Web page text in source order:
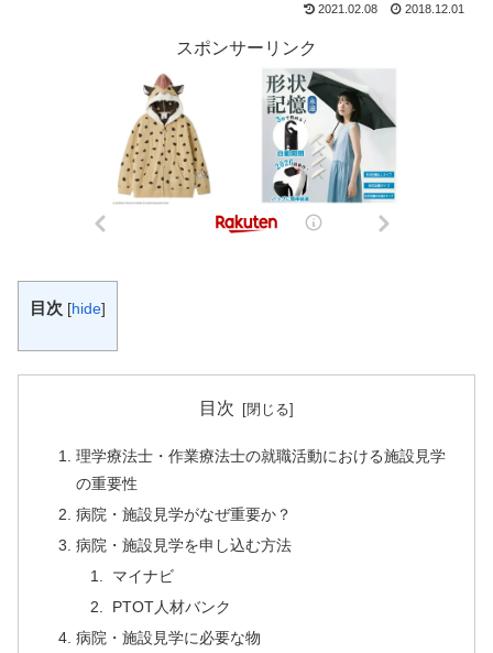
2021.02.08 2018.12.01
スポンサーリンク
目次 [hide]
目次
理学療法士・作業療法士の就職活動における施設見学
の重要性
病院・施設見学がなぜ重要か？
病院・施設見学を申し込む方法
マイナビ
PTOT人材バンク
病院・施設見学に必要な物